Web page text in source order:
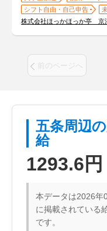
シフト自由・自己申告
株式会社ほっかほっか亭 京
前のページへ
五条周辺
給
1293.6円
本データは2026年
に掲載されている
です。